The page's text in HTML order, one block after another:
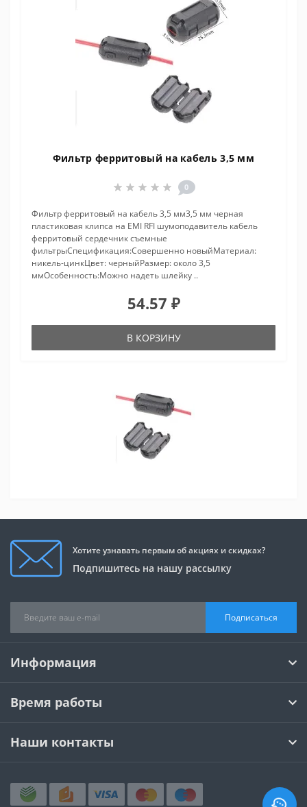
Фильтр ферритовый на кабель 3,5 мм
0
Фильтр ферритовый на кабель 3,5 мм3,5 мм черная
пластиковая клипса на EMI RFI шумоподавитель кабель
ферритовый сердечник съемные
фильтрыСпецификация:Совершенно новыйМатериал:
никель-цинкЦвет: черныйРазмер: около 3,5
ммОсобенность:Можно надеть шлейку ..
54.57 ₽
В КОРЗИНУ
Хотите узнавать первым об акциях и скидках?
Подпишитесь на нашу рассылку
Подписаться
Информация
Время работы
Наши контакты